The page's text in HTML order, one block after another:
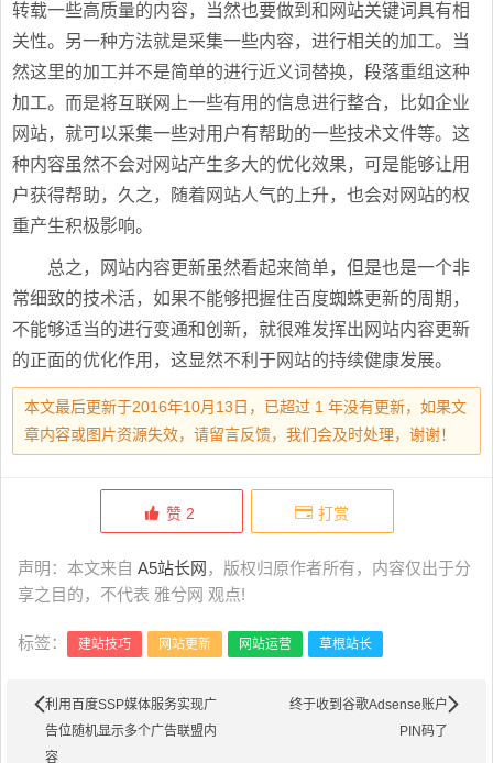
转载一些高质量的内容，当然也要做到和网站关键词具有相
关性。另一种方法就是采集一些内容，进行相关的加工。当
然这里的加工并不是简单的进行近义词替换，段落重组这种
加工。而是将互联网上一些有用的信息进行整合，比如企业
网站，就可以采集一些对用户有帮助的一些技术文件等。这
种内容虽然不会对网站产生多大的优化效果，可是能够让用
户获得帮助，久之，随着网站人气的上升，也会对网站的权
重产生积极影响。
总之，网站内容更新虽然看起来简单，但是也是一个非
常细致的技术活，如果不能够把握住百度蜘蛛更新的周期，
不能够适当的进行变通和创新，就很难发挥出网站内容更新
的正面的优化作用，这显然不利于网站的持续健康发展。
本文最后更新于2016年10月13日，已超过 1 年没有更新，如果文
章内容或图片资源失效，请留言反馈，我们会及时处理，谢谢！
赞 2 打赏
声明：本文来自 A5站长网 ，版权归原作者所有，内容仅出于分
享之目的，不代表 雅兮网 观点!
标签： 建站技巧 网站更新 网站运营 草根站长
终于收到谷歌Adsense账户
PIN码了
利用百度SSP媒体服务实现广
告位随机显示多个广告联盟内
容